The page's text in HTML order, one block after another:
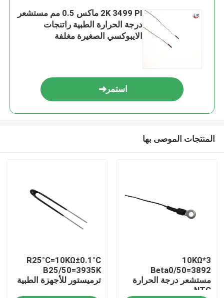
منتجات
عرض الواقع الافتراضي
2K 3499 PI ماكس 0.5 مم مستشعر
درجة الحرارة الطبية راتنجات
الايبوكسي الصغيرة مغلفة
استمر
المنتجات الموصى بها
10KΩ*3
Beta0/50=3892
مستشعر درجة الحرارة
NTC
R25°C=10KΩ±0.1°C
B25/50=3935K
ترميستور للأجهزة الطبية